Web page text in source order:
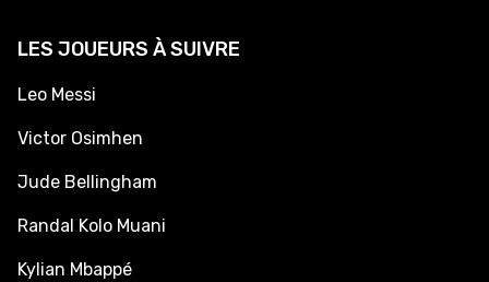
LES JOUEURS À SUIVRE
Leo Messi
Victor Osimhen
Jude Bellingham
Randal Kolo Muani
Kylian Mbappé